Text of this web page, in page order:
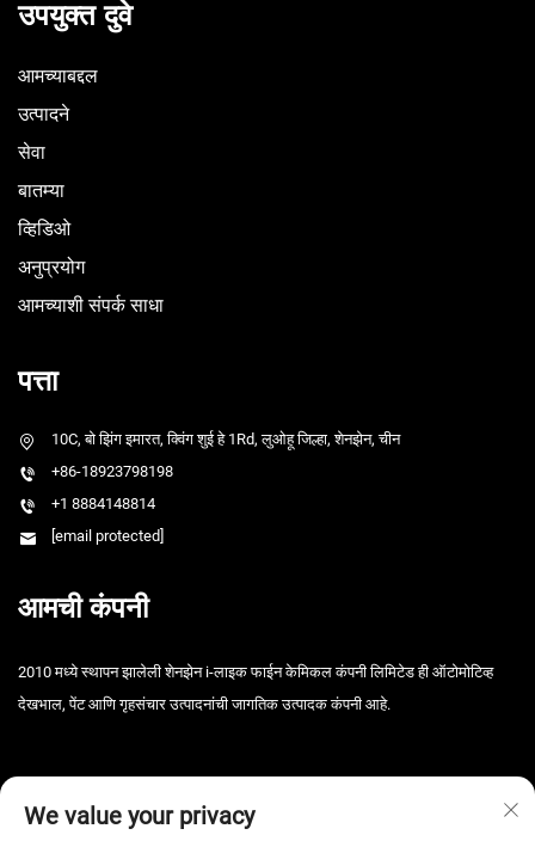
उपयुक्त दुवे
आमच्याबद्दल
उत्पादने
सेवा
बातम्या
व्हिडिओ
अनुप्रयोग
आमच्याशी संपर्क साधा
पत्ता
10C, बो झिंग इमारत, क्विंग शुई हे 1Rd, लुओहू जिल्हा, शेनझेन, चीन
+86-18923798198
+1 8884148814
[email protected]
आमची कंपनी
2010 मध्ये स्थापन झालेली शेनझेन i-लाइक फाईन केमिकल कंपनी लिमिटेड ही ऑटोमोटिव्ह
देखभाल, पेंट आणि गृहसंचार उत्पादनांची जागतिक उत्पादक कंपनी आहे.
We value your privacy